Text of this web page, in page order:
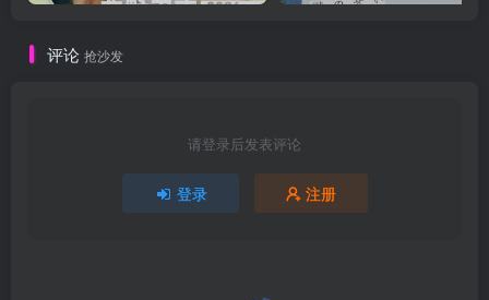
评论 抢沙发
请登录后发表评论
登录 注册